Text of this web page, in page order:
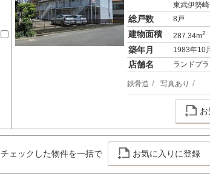
東武伊勢
総戸数 8戸
建物面積 287.34m2
築年月 1983年10
店舗名 ランドプ
鉄骨造 写真あり
チェックした物件を一括で お気に入りに登録